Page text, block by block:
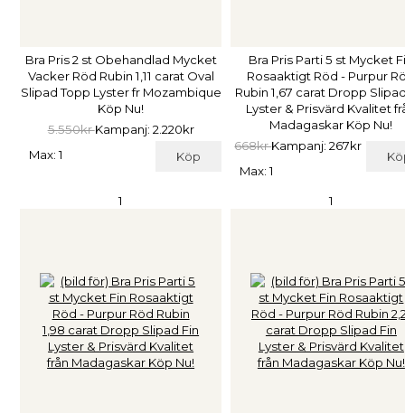
Bra Pris 2 st Obehandlad Mycket
Vacker Röd Rubin 1,11 carat Oval
Slipad Topp Lyster fr Mozambique
Köp Nu!
5.550krKampanj: 2.220kr
Köp
Max: 1
Bra Pris Parti 5 st Mycket
Rosaaktigt Röd - Purpur
Rubin 1,67 carat Dropp
Lyster & Prisvärd Kvalitet
Madagaskar Köp Nu!
668krKampanj: 267kr
Max: 1
1 1